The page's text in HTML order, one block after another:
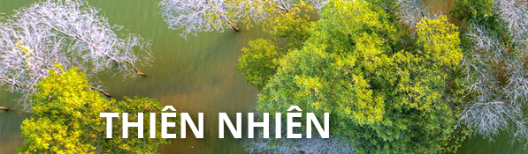
THIÊN NHIÊN